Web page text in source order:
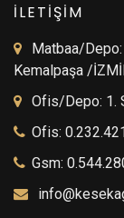
İLETİŞİM
Matbaa/
Kemalpaşa /
Ofis/Depo: 1.
Ofis:
Gsm: